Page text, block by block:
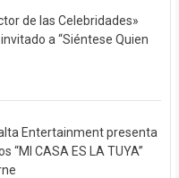
de las Celebridades»
a “Siéntese Quien
Entertainment presenta
“MI CASA ES LA TUYA”